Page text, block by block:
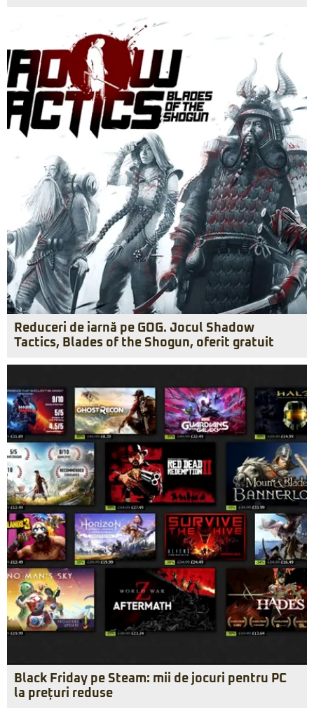
Reduceri de iarnă pe GOG. Jocul Shadow
Tactics, Blades of the Shogun, oferit gratuit
Black Friday pe Steam: mii de jocuri pentru PC
la prețuri reduse